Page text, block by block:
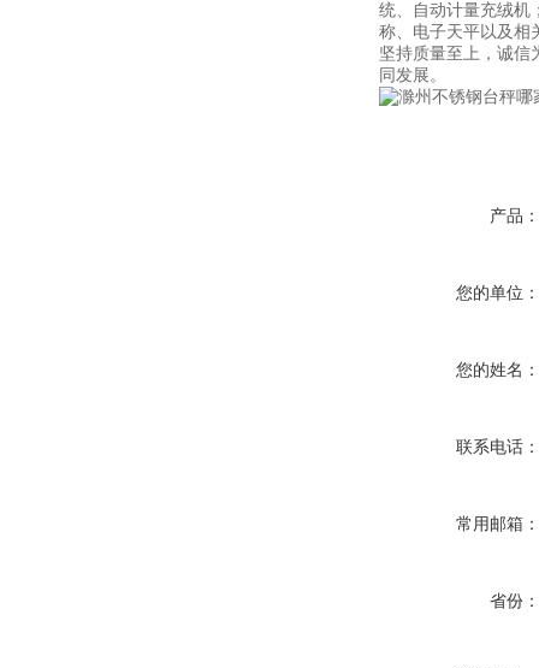
统、自动计量充绒机
称、电子天平以及相
坚持质量至上，诚信
同发展。
产品：
您的单位：
您的姓名：
联系电话：
常用邮箱：
省份：